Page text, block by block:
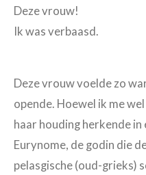
Deze vrouw!
Ik was verbaasd.
Deze vrouw voelde zo
opende. Hoewel ik me
haar houding herkende
Eurynome, de godin die
pelasgische (oud-grieks)